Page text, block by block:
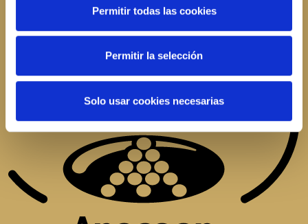
Permitir todas las cookies
Permitir la selección
Solo usar cookies necesarias